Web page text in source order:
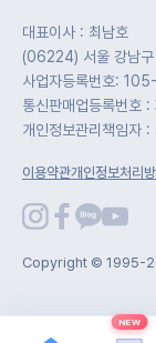
대표이사 : 최남호
(06224) 서울 강남
사업자등록번호:
통신판매업등록번호
개인정보관리책임
이용약관개인정보처리
Copyright © 1995-
NEW